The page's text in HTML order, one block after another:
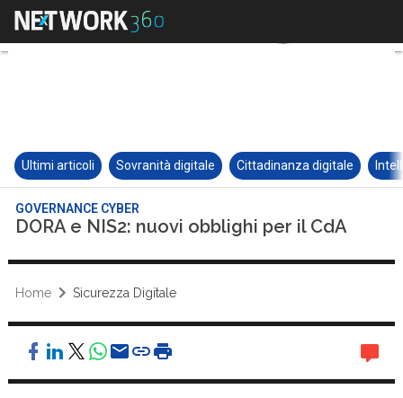
Ultimi articoli Sovranità digitale Cittadinanza digitale
GOVERNANCE CYBER
DORA e NIS2: nuovi obblighi per il CdA
Home Sicurezza Digitale